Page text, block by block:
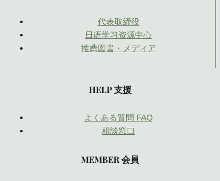
代表取締役
日语学习资源中心
推薦図書・メディア
HELP 支援
よくある質問 FAQ
相談窓口
MEMBER 会員